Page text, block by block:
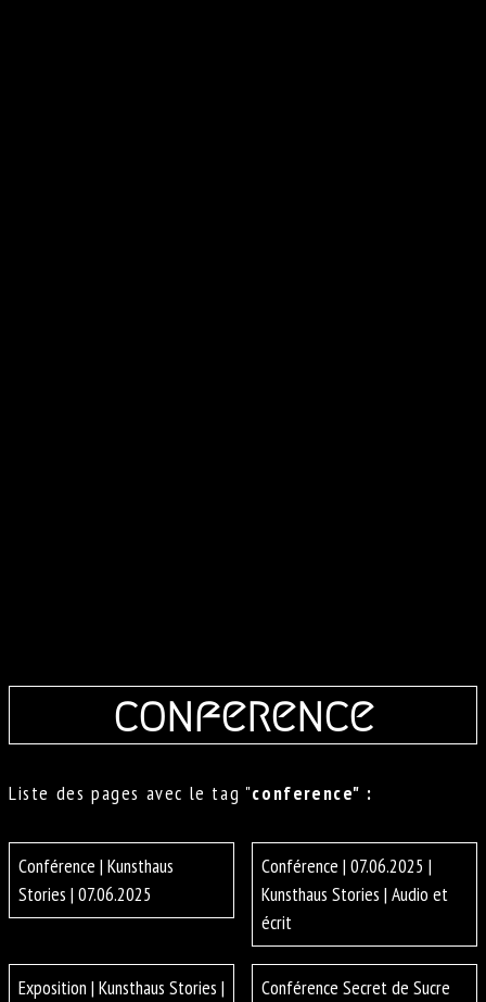
conference
Liste des pages avec le tag "conference" :
Conférence | Kunsthaus
Stories | 07.06.2025
Conférence | 07.06.2025 |
Kunsthaus Stories | Audio et
écrit
Exposition | Kunsthaus Stories |
Conférence Secret de Sucre